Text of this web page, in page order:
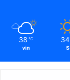
38 ℃
vin
34
S